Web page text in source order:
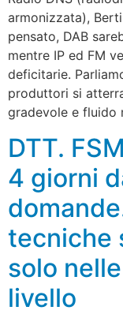
armonizzata),
pensato, DAB
mentre IP ed FM
deficitarie.
produttori si
gradevole e fluido
DTT.
4 giorni
tecniche
solo
livello